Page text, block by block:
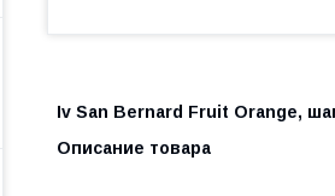
Iv San Bernard Fruit Orange,
Описание товара